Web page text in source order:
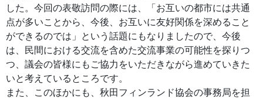
した。今回の表敬訪問の際には、「お互いの都市には共通
点が多いことから、今後、お互いに友好関係を深めること
ができるのでは」という話題にもなりましたので、今後
は、民間における交流を含めた交流事業の可能性を探りつ
つ、議会の皆様にもご協力をいただきながら進めていきた
いと考えているところです。
また、このほかにも、秋田フィンランド協会の事務局を担